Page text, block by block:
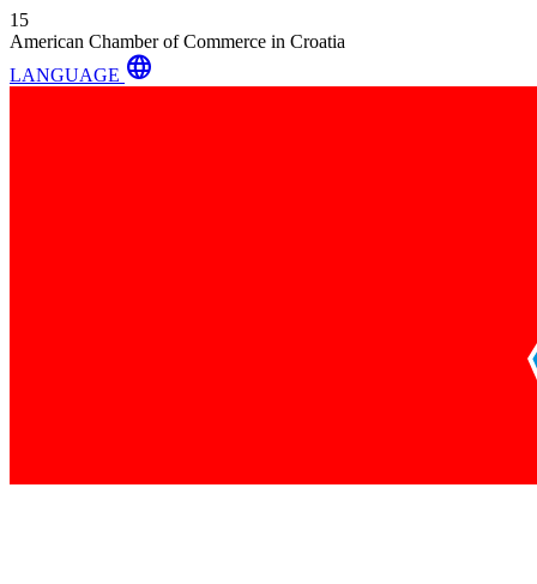
15
American Chamber of Commerce in Croatia
LANGUAGE language